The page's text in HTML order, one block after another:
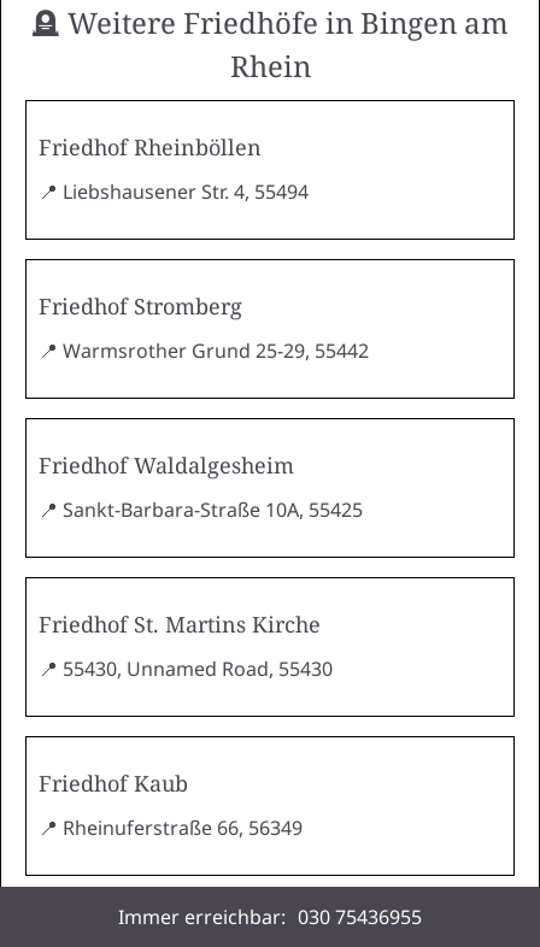
🪦 Weitere Friedhöfe in Bingen am
Rhein
Friedhof Rheinböllen
📍 Liebshausener Str. 4, 55494
Friedhof Stromberg
📍 Warmsrother Grund 25-29, 55442
Friedhof Waldalgesheim
📍 Sankt-Barbara-Straße 10A, 55425
Friedhof St. Martins Kirche
📍 55430, Unnamed Road, 55430
Friedhof Kaub
📍 Rheinuferstraße 66, 56349
Immer erreichbar: 030 75436955